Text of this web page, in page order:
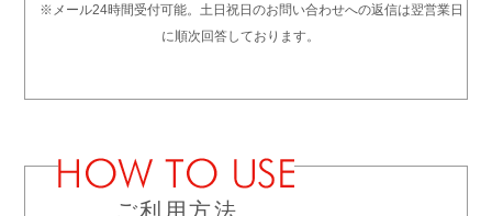
※メール24時間受付可能。土日祝日のお問い合わせへの返信は翌営業日
に順次回答しております。
ご利用方法